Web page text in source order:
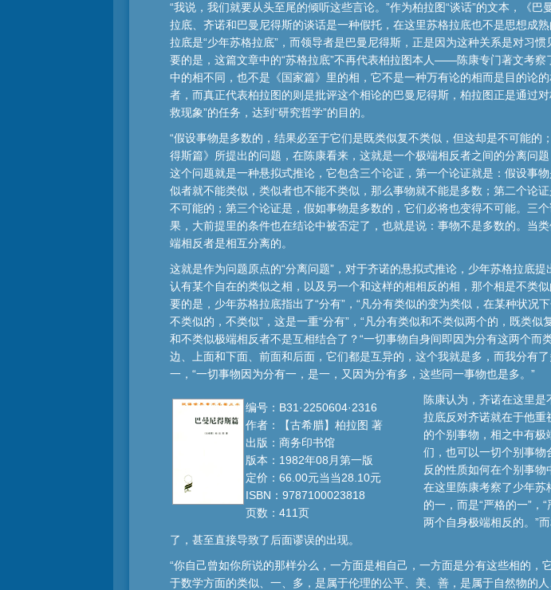
“我说，我们就要从头至尾的倾听这些言论。”作为柏拉图“谈话”的文本，《
拉底、齐诺和巴曼尼得斯的谈话是一种假托，在这里苏格拉底也不是思想成
拉底是“少年苏格拉底”，而领导者是巴曼尼得斯，正是因为这种关系是对习
要的是，这篇文章中的“苏格拉底”不再代表柏拉图本人——陈康专门著文考察
中的相不同，也不是《国家篇》里的相，它不是一种万有论的相而是目的论
者，而真正代表柏拉图的则是批评这个相论的巴曼尼得斯，柏拉图正是通过
救现象”的任务，达到“研究哲学”的目的。
“假设事物是多数的，结果必至于它们是既类似复不类似，但这却是不可能
得斯篇》所提出的问题，在陈康看来，这就是一个极端相反者之间的分离问
这个问题就是一种悬拟式推论，它包含三个论证，第一个论证就是：假设事
似者就不能类似，类似者也不能不类似，那么事物就不能是多数；第二个论
不可能的；第三个论证是，假如事物是多数的，它们必将也变得不可能。三
果，大前提里的条件也在结论中被否定了，也就是说：事物不是多数的。当
端相反者是相互分离的。
这就是作为问题原点的“分离问题”，对于齐诺的悬拟式推论，少年苏格拉底
认有某个自在的类似之相，以及另一个和这样的相相反的相，那个相是不类
要的是，少年苏格拉底指出了“分有”，“凡分有类似的变为类似，在某种状
不类似的，不类似”，这是一重“分有”，“凡分有类似和不类似两个的，既类
和不类似极端相反者不是互相结合了？“一切事物自身间即因为分有这两个
边、上面和下面、前面和后面，它们都是互异的，这个我就是多，而我分有
一，“一切事物因为分有一，是一，又因为分有多，这些同一事物也是多。”
编号：B31·2250604·2316
作者：【古希腊】柏拉图 著
出版：商务印书馆
版本：1982年08月第一版
定价：66.00元当当28.10元
ISBN：9787100023818
页数：411页
陈康认为，齐诺在这里
拉底反对齐诺就在于他重
的个别事物，相之中有
们，也可以一切个别事物
反的性质如何在个别事物
在这里陈康考察了少年苏
的一，而是“严格的一”，
两个自身极端相反的。”
了，甚至直接导致了后面谬误的出现。
“你自己曾如你所说的那样分么，一方面是相自己，一方面是分有这些相的
于数学方面的类似、一、多，是属于伦理的公平、美、善，是属于自然物的